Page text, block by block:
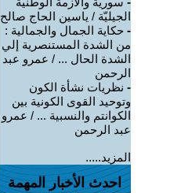
الجيليّة / ياسين الحاج صالح
- حكاية الجمال والجمالية :
من الشدة المستنصرية إلي
الشدة الحال ... / عمرو عبد
الرحمن
- نظريات نشأة الكون
وتوحيد القوى الكونية بين
الكوانتم والنسبية ... / عمرو
عبد الرحمن
المزيد.....
احدث الأخبار المهمة